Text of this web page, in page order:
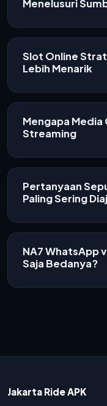
Menelusuri
Slot Online
Lebih Menarik
Mengapa Media
Streaming
Pertanyaan
Paling Sering
NA7 WhatsApp
Saja Bedanya?
Jakarta Ride APK